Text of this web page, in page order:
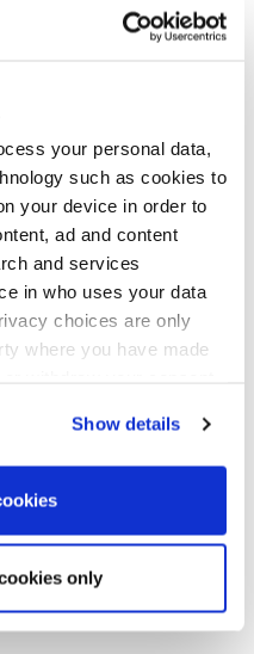
your personal data,
such as cookies to
your device in order to
ad and content
and services
in who uses your data
choices are only
where you have made
to:
scanning it for
Show details
only
olevat henkilöt
palkkiosta ja
valtuuttamisesta
valtuuttamisesta
osakeannista
muuttamisesta